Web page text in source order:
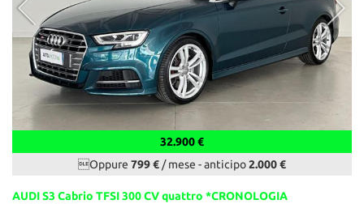
32.900 €
Oppure 799 €/ mese -anticipo2.000 €
AUDI S3 Cabrio TFSI 300 CV quattro *CRONOLOGIA